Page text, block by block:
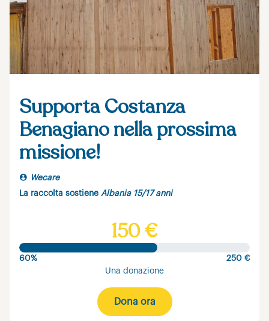
Supporta Costanza
Benagiano nella prossima
missione!
Wecare
La raccolta sostiene Albania 15/17 anni
150 €
60%
250 €
Una donazione
Dona ora